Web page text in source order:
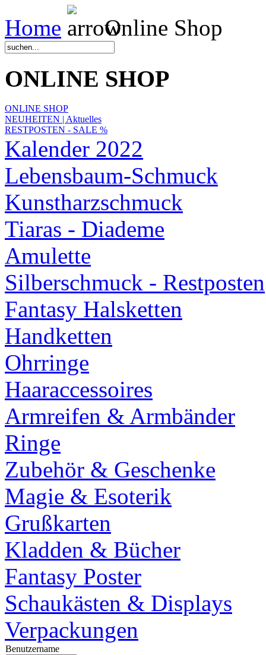
Home Online Shop
ONLINE SHOP
ONLINE SHOP
NEUHEITEN | Aktuelles
RESTPOSTEN - SALE %
Kalender 2022
Lebensbaum-Schmuck
Kunstharzschmuck
Tiaras - Diademe
Amulette
Silberschmuck - Restposten
Fantasy Halsketten
Handketten
Ohrringe
Haaraccessoires
Armreifen & Armbänder
Ringe
Zubehör & Geschenke
Magie & Esoterik
Grußkarten
Kladden & Bücher
Fantasy Poster
Schaukästen & Displays
Verpackungen
Benutzername